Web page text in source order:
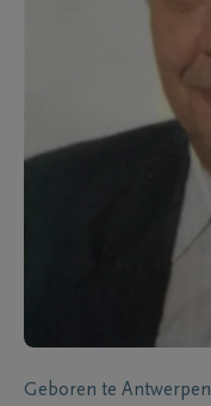
Geboren te Antwerpen